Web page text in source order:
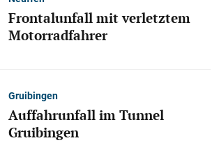
Frontalunfall mit verletztem
Motorradfahrer
Gruibingen
Auffahrunfall im Tunnel
Gruibingen